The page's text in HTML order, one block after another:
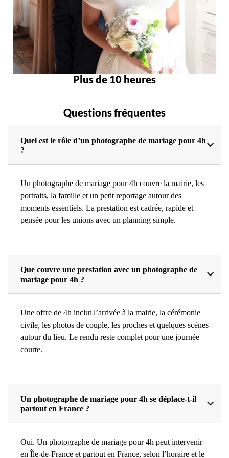
Plus de 10 heures
Questions fréquentes
Quel est le rôle d’un photographe de mariage pour 4h
?
Un photographe de mariage pour 4h couvre la mairie, les
portraits, la famille et un petit reportage autour des
moments essentiels. La prestation est cadrée, rapide et
pensée pour les unions avec un planning simple.
Que couvre une prestation avec un photographe de
mariage pour 4h ?
Une offre de 4h inclut l’arrivée à la mairie, la cérémonie
civile, les photos de couple, les proches et quelques scènes
autour du lieu. Le rendu reste complet pour une journée
courte.
Un photographe de mariage pour 4h se déplace-t-il
partout en France ?
Oui. Un photographe de mariage pour 4h peut intervenir
en Île-de-France et partout en France, selon l’horaire et le